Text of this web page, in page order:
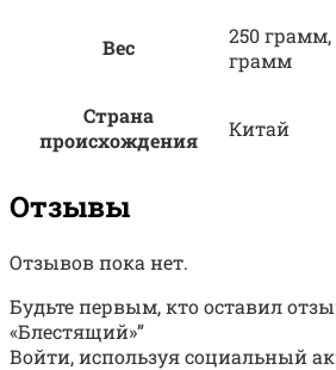
Вес
250 грамм,
грамм
Страна
происхождения
Китай
Отзывы
Отзывов пока нет.
Будьте первым, кто оставил
«Блестящий»”
Войти, используя социальный